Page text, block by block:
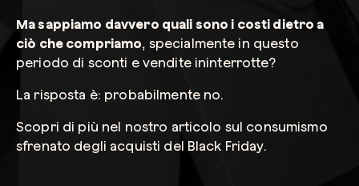
Ma sappiamo davvero quali sono i costi dietro a
ciò che compriamo, specialmente in questo
periodo di sconti e vendite ininterrotte?
La risposta è: probabilmente no.
Scopri di più nel nostro articolo sul consumismo
sfrenato degli acquisti del Black Friday.
Email di lavoro*
Azienda*